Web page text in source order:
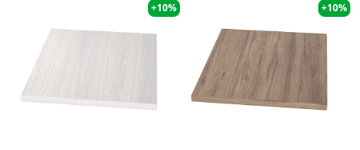
+10% +10%